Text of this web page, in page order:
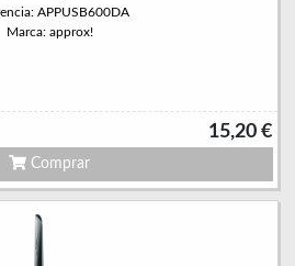
APPUSB600DA
Marca: approx!
15,20 €
Comprar